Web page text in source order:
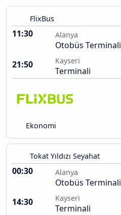
FlixBus
11:30 Alanya
Otobüs Terminali
21:50
Kayseri
Terminali
Ekonomi
Tokat Yıldızı Seyahat
00:30 Alanya
Otobüs Terminali
14:30
Kayseri
Terminali